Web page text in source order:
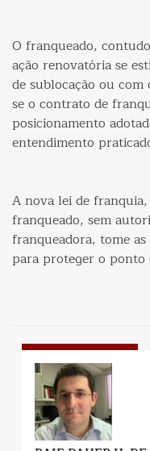
O franqueado,
ação renovatória se
de sublocação ou
se o contrato de
posicionamento
entendimento
A nova lei de
franqueado, sem
franqueadora, tome
para proteger o ponto